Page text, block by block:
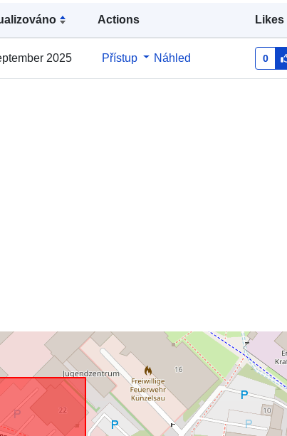
Actions Likes
2025 Přístup Náhled 0
August 2026
Místní: Souřadnice:
49.2813598 ], [ 9.6884543,